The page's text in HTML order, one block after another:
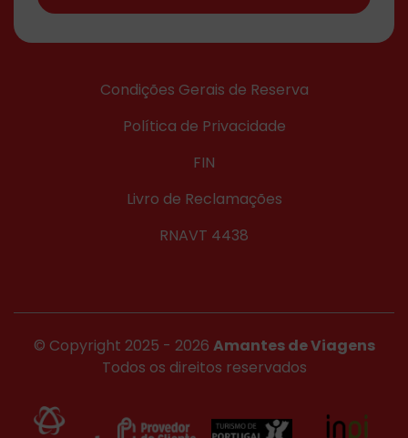
Condições Gerais de Reserva
Política de Privacidade
FIN
Livro de Reclamações
RNAVT 4438
© Copyright 2025 - 2026 Amantes de Viagens
Todos os direitos reservados